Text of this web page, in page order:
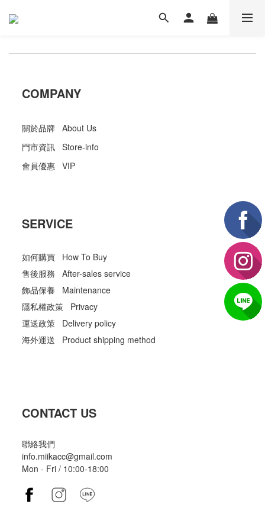
COMPANY
關於品牌 About Us
門市資訊 Store-info
會員優惠 VIP
SERVICE
如何購買 How To Buy
售後服務 After-sales service
飾品保養 Maintenance
隱私權政策 Privacy
運送政策 Delivery policy
海外運送 Product shipping method
CONTACT US
聯絡我們
info.miikacc@gmail.com
Mon - Fri / 10:00-18:00